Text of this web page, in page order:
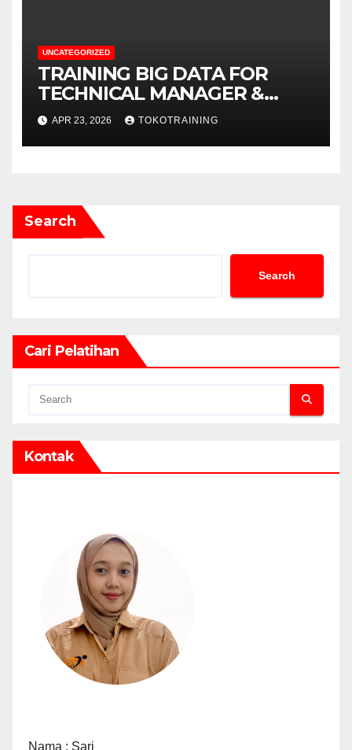
UNCATEGORIZED
TRAINING BIG DATA FOR
TECHNICAL MANAGER &
DECISION MAKERS
APR 23, 2026 TOKOTRAINING
Search
Search
Cari Pelatihan
Kontak
Nama : Sari